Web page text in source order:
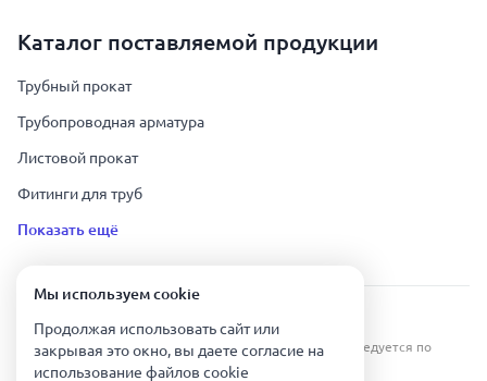
Каталог поставляемой продукции
Трубный прокат
Трубопроводная арматура
Листовой прокат
Фитинги для труб
Показать ещё
Урал Тех Экспорт — Казахстан © 2019-
Все права защищены. Копирование информации преследуется по
Мы используем сookie
Продолжая использовать сайт или
закрывая это окно, вы даете согласие на
использование файлов сookie